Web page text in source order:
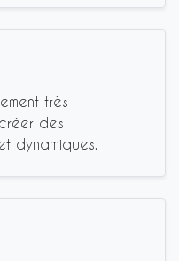
très
des
dynamiques.